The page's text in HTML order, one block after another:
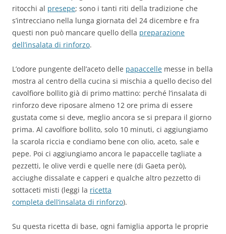
ritocchi al presepe; sono i tanti riti della tradizione che
s’intrecciano nella lunga giornata del 24 dicembre e fra
questi non può mancare quello della preparazione
dell’insalata di rinforzo.
L’odore pungente dell’aceto delle papaccelle messe in bella
mostra al centro della cucina si mischia a quello deciso del
cavolfiore bollito già di primo mattino: perché l’insalata di
rinforzo deve riposare almeno 12 ore prima di essere
gustata come si deve, meglio ancora se si prepara il giorno
prima. Al cavolfiore bollito, solo 10 minuti, ci aggiungiamo
la scarola riccia e condiamo bene con olio, aceto, sale e
pepe. Poi ci aggiungiamo ancora le papaccelle tagliate a
pezzetti, le olive verdi e quelle nere (di Gaeta però),
acciughe dissalate e capperi e qualche altro pezzetto di
sottaceti misti (leggi la ricetta
completa dell’insalata di rinforzo).
Su questa ricetta di base, ogni famiglia apporta le proprie